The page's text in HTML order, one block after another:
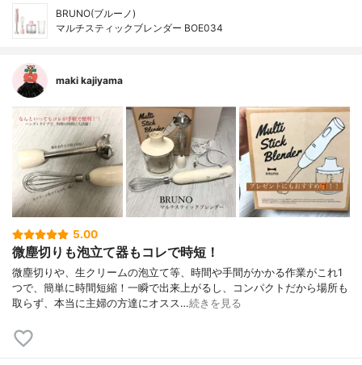
BRUNO(ブルーノ)
マルチスティックブレンダー BOE034
maki kajiyama
5.00
微塵切りも泡立て器もコレで時短！
微塵切りや、生クリームの泡立て等、時間や手間がかかる作業がこれ1
つで、簡単に時間短縮！一瞬で出来上がるし、コンパクトだから場所も
取らず、本当に主婦の方達にオスス…続きを見る